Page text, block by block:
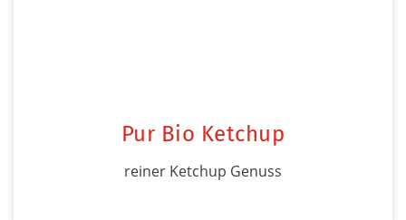
Pur Bio Ketchup
reiner Ketchup Genuss